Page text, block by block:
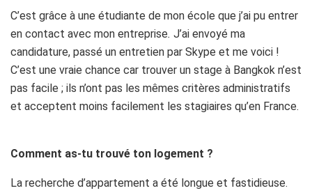
C’est grâce à une étudiante de mon école que j’ai pu entrer
en contact avec mon entreprise. J’ai envoyé ma
candidature, passé un entretien par Skype et me voici !
C’est une vraie chance car trouver un stage à Bangkok n’est
pas facile ; ils n’ont pas les mêmes critères administratifs
et acceptent moins facilement les stagiaires qu’en France.
Comment as-tu trouvé ton logement ?
La recherche d’appartement a été longue et fastidieuse.